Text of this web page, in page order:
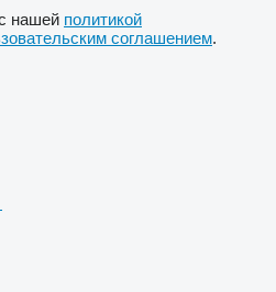
нашей политикой
соглашением.